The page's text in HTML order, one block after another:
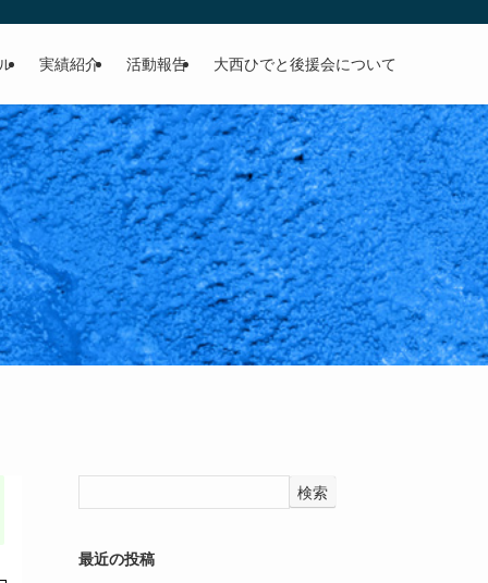
実績紹介 活動報告 大西ひでと後援会について
検索
最近の投稿